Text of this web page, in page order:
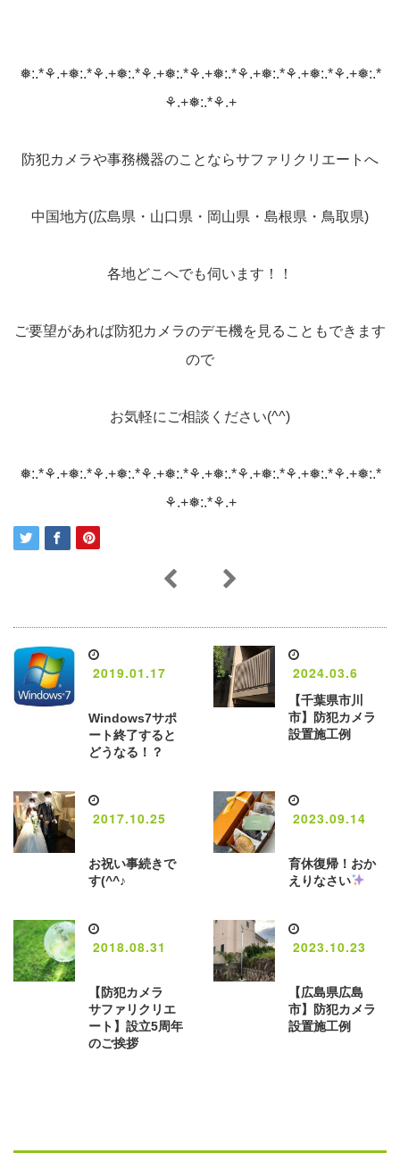
❅:.*⚘.+❅:.*⚘.+❅:.*⚘.+❅:.*⚘.+❅:.*⚘.+❅:.*⚘.+❅:.*⚘.+❅:.*
⚘.+❅:.*⚘.+
防犯カメラや事務機器のことならサファリクリエートへ
中国地方(広島県・山口県・岡山県・島根県・鳥取県)
各地どこへでも伺います！！
ご要望があれば防犯カメラのデモ機を見ることもできます
ので
お気軽にご相談ください(^^)
❅:.*⚘.+❅:.*⚘.+❅:.*⚘.+❅:.*⚘.+❅:.*⚘.+❅:.*⚘.+❅:.*⚘.+❅:.*
⚘.+❅:.*⚘.+
2019.01.17
Windows7サポ
ート終了すると
どうなる！？
2024.03.6
【千葉県市川
市】防犯カメラ
設置施工例
2017.10.25
お祝い事続きで
す(^^♪
2023.09.14
育休復帰！おか
えりなさい
2018.08.31
【防犯カメラ
サファリクリエ
ート】設立5周年
のご挨拶
2023.10.23
【広島県広島
市】防犯カメラ
設置施工例